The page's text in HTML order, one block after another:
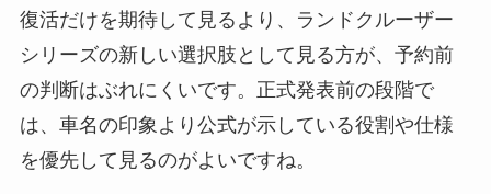
復活だけを期待して見るより、ランドクルーザー
シリーズの新しい選択肢として見る方が、予約前
の判断はぶれにくいです。正式発表前の段階で
は、車名の印象より公式が示している役割や仕様
を優先して見るのがよいですね。